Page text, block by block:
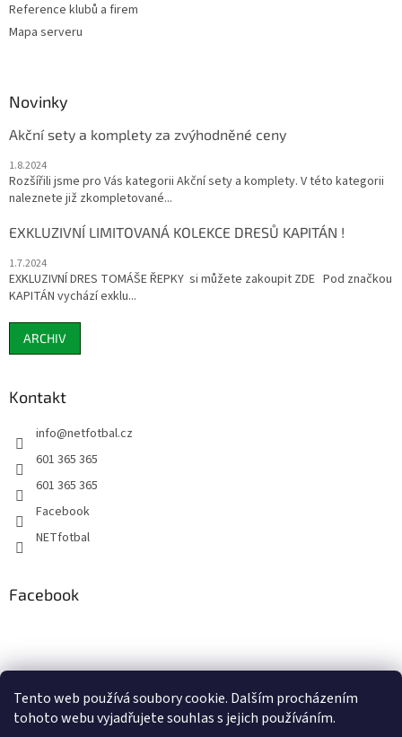
Tento web používá soubory cookie. Dalším procházením
tohoto webu vyjadřujete souhlas s jejich používáním.
Reference klubů a firem
Mapa serveru
Novinky
Akční sety a komplety za zvýhodněné ceny
1.8.2024
Rozšířili jsme pro Vás kategorii Akční sety a komplety. V této kategorii
naleznete již zkompletované...
EXKLUZIVNÍ LIMITOVANÁ KOLEKCE DRESŮ KAPITÁN !
1.7.2024
EXKLUZIVNÍ DRES TOMÁŠE ŘEPKY si můžete zakoupit ZDE Pod značkou
KAPITÁN vychází exklu...
ARCHIV
Kontakt
info@netfotbal.cz
601 365 365
601 365 365
Facebook
NETfotbal
Facebook